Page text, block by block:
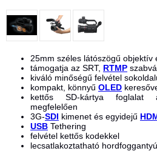
25mm széles látószögű objektív
támogatja az SRT, RTMP
kiváló minőségű felvétel
kompakt, könnyű OLED
kettős SD-kártya foglalat
megfelelően
3G-SDI kimenet és egyidejű
USB Tethering
felvétel kettős kodekkel
lecsatlakoztatható hordfoggantyú